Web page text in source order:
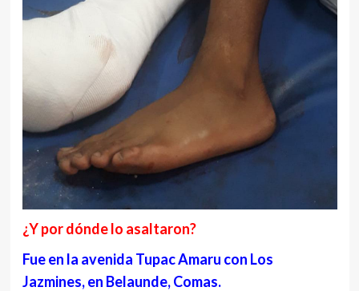
¿Y por dónde lo asaltaron?
Fue en la avenida Tupac Amaru con Los
Jazmines, en Belaunde, Comas.